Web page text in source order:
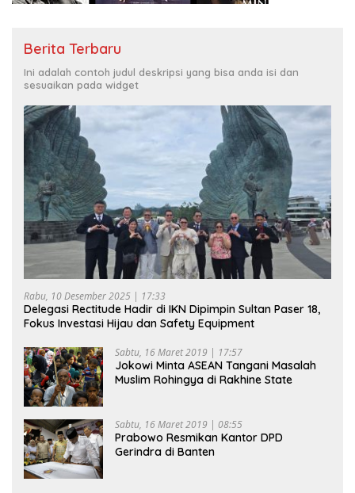
Berita Terbaru
Ini adalah contoh judul deskripsi yang bisa anda isi dan
sesuaikan pada widget
Rabu, 10 Desember 2025 | 17:33
Delegasi Rectitude Hadir di IKN Dipimpin Sultan Paser 18,
Fokus Investasi Hijau dan Safety Equipment
Sabtu, 16 Maret 2019 | 17:57
Jokowi Minta ASEAN Tangani Masalah
Muslim Rohingya di Rakhine State
Sabtu, 16 Maret 2019 | 08:55
Prabowo Resmikan Kantor DPD
Gerindra di Banten